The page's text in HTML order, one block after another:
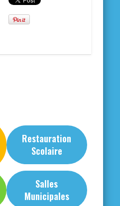
Restauration
Scolaire
Salles
Municipales